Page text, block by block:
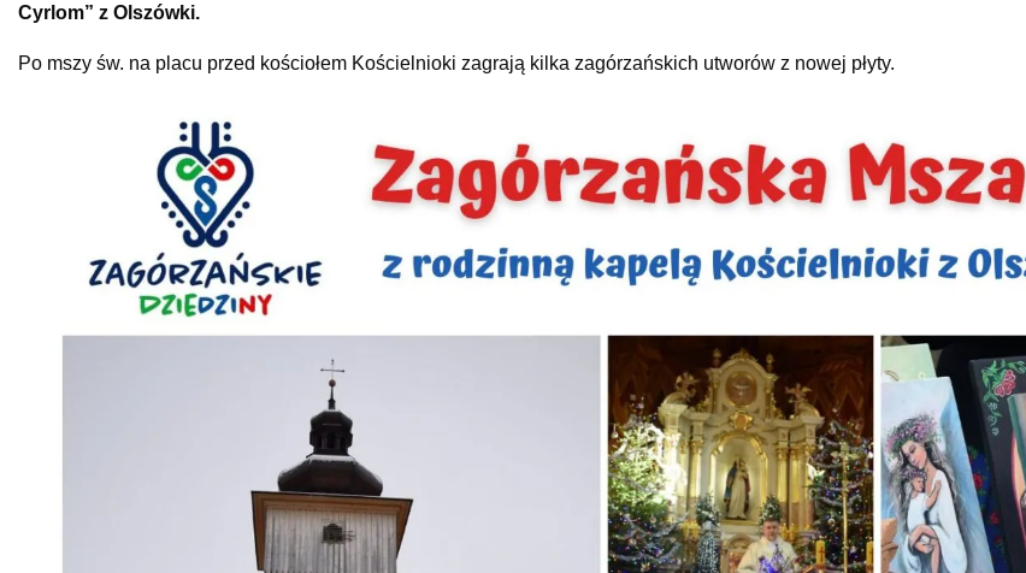
Cyrlom” z Olszówki.
Po mszy św. na placu przed kościołem Kościelnioki zagrają kilka zagórzańskich utworów z nowej płyty.